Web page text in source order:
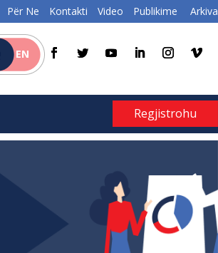
Për Ne Kontakti Video Publikime Arkiva
EN
Regjistrohu